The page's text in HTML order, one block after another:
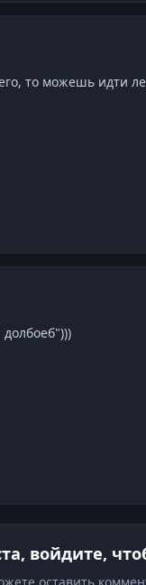
то можешь идти
войдите,